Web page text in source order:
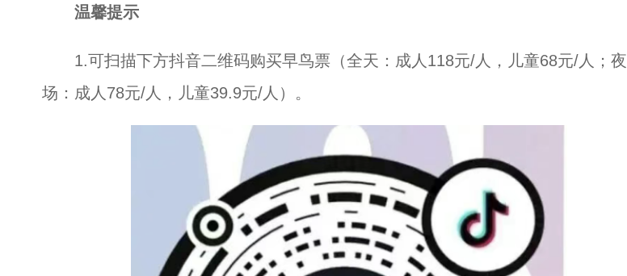
温馨提示
1.可扫描下方抖音二维码购买早鸟票（全天：成人118元/人，儿童68元/人；夜
场：成人78元/人，儿童39.9元/人）。